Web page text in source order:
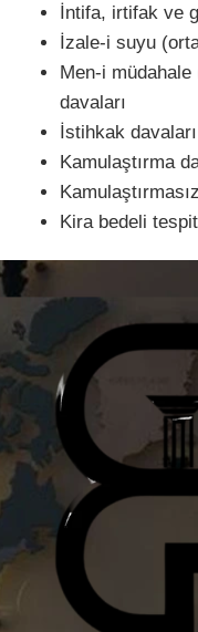
İntifa, irtifak ve
İzale-i suyu
Men-i
davaları
İstihkak davaları
Kamulaştırma
Kira bedeli